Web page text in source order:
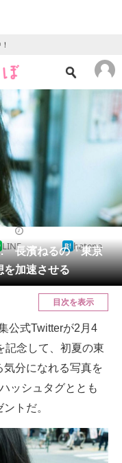
児
長濱ねるの「東京
を加速させる
LINE hatena
目次を表示
公式Twitterが2月4
記念して、初夏の東
分になれる写真を
ッシュタグととも
トだ。